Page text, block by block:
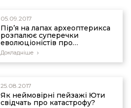
05.09.2017
Пір’я на лапах археоптерикса
розпалює суперечки
еволюціоністів про
нелітаючого птаха
Докладніше
25.08.2017
Як неймовірні пейзажі Юти
свідчать про катастрофу?